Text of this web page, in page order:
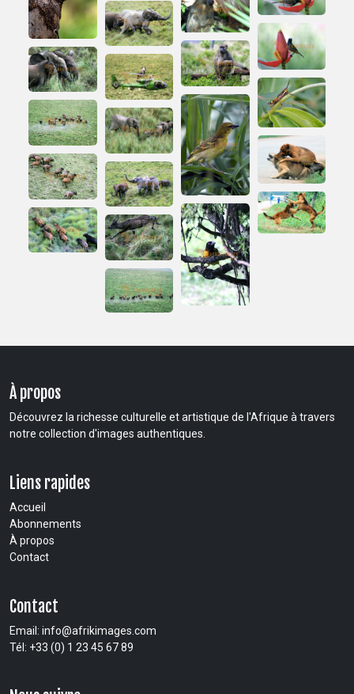
À propos
Découvrez la richesse culturelle et artistique de l'Afrique à travers
notre collection d'images authentiques.
Liens rapides
Accueil
Abonnements
À propos
Contact
Contact
Email: info@afrikimages.com
Tél: +33 (0) 1 23 45 67 89